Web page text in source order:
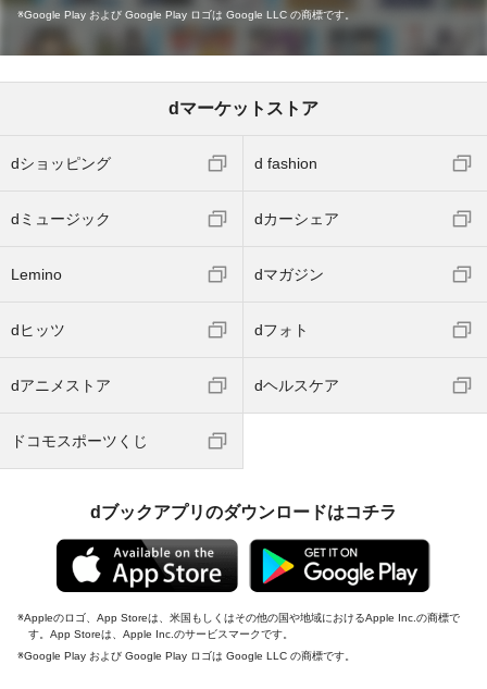
Google Play および Google Play ロゴは Google LLC の商標です。
dマーケットストア
dショッピング d fashion
dミュージック dカーシェア
Lemino dマガジン
dヒッツ dフォト
dアニメストア dヘルスケア
ドコモスポーツくじ
dブックアプリのダウンロードはコチラ
Appleのロゴ、App Storeは、米国もしくはその他の国や地域におけるApple Inc.の商標で
す。App Storeは、Apple Inc.のサービスマークです。
Google Play および Google Play ロゴは Google LLC の商標です。